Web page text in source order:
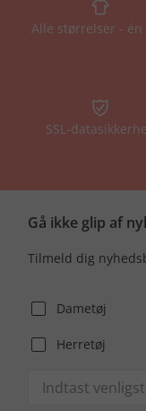
Alle størrelser - én
SSL-
Gå ikke glip af
Tilmeld dig
Dametøj
Herretøj